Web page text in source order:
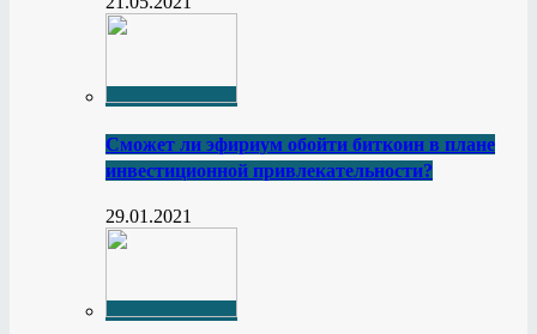
Сможет ли эфириум обойти биткоин в плане
инвестиционной привлекательности?
29.01.2021